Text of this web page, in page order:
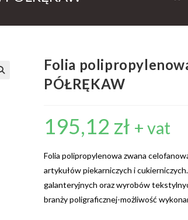
Folia
PÓŁRĘKAW
195,12 zł + vat
Folia polipropylenowa zwana
artykułów piekarniczych i
galanteryjnych oraz wyrobów
branży poligraficznej-możliwość